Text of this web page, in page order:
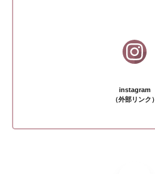
instagram
（外部リンク）